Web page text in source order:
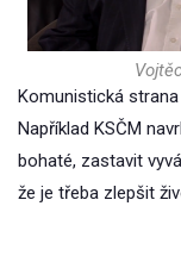
Komunistická
Například KSČM
bohaté, zastavit
že je třeba zlepšit